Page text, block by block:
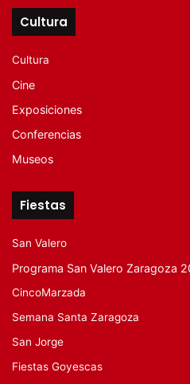
Cultura
Cultura
Cine
Exposiciones
Conferencias
Museos
Fiestas
San Valero
Programa San Valero Zaragoza
CincoMarzada
Semana Santa Zaragoza
San Jorge
Fiestas Goyescas